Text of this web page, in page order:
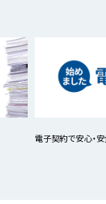
電子契約で安心・安